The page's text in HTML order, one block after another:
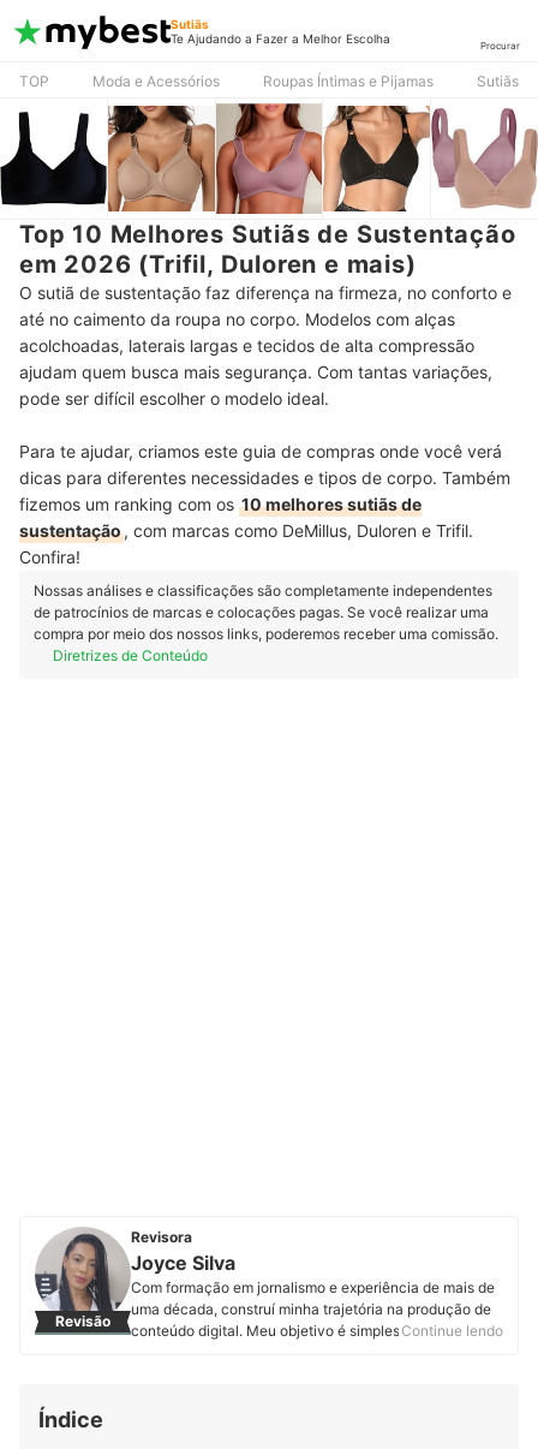
Sutiãs
Te Ajudando a Fazer a Melhor Escolha
Procurar
TOP Moda e Acessórios Roupas Íntimas e Pijamas Sutiãs
Top 10 Melhores Sutiãs de Sustentação
em 2026 (Trifil, Duloren e mais)
O sutiã de sustentação faz diferença na firmeza, no conforto e
até no caimento da roupa no corpo. Modelos com alças
acolchoadas, laterais largas e tecidos de alta compressão
ajudam quem busca mais segurança. Com tantas variações,
pode ser difícil escolher o modelo ideal.
Para te ajudar, criamos este guia de compras onde você verá
dicas para diferentes necessidades e tipos de corpo. Também
fizemos um ranking com os 10 melhores sutiãs de
sustentação, com marcas como DeMillus, Duloren e Trifil.
Confira!
Nossas análises e classificações são completamente independentes
de patrocínios de marcas e colocações pagas. Se você realizar uma
compra por meio dos nossos links, poderemos receber uma comissão.
Diretrizes de Conteúdo
Revisão
Revisora
Joyce Silva
Com formação em jornalismo e experiência de mais de
uma década, construí minha trajetória na produção de
conteúdo digital. Meu objetivo é simples: compartilhar
Continue lendo
Índice